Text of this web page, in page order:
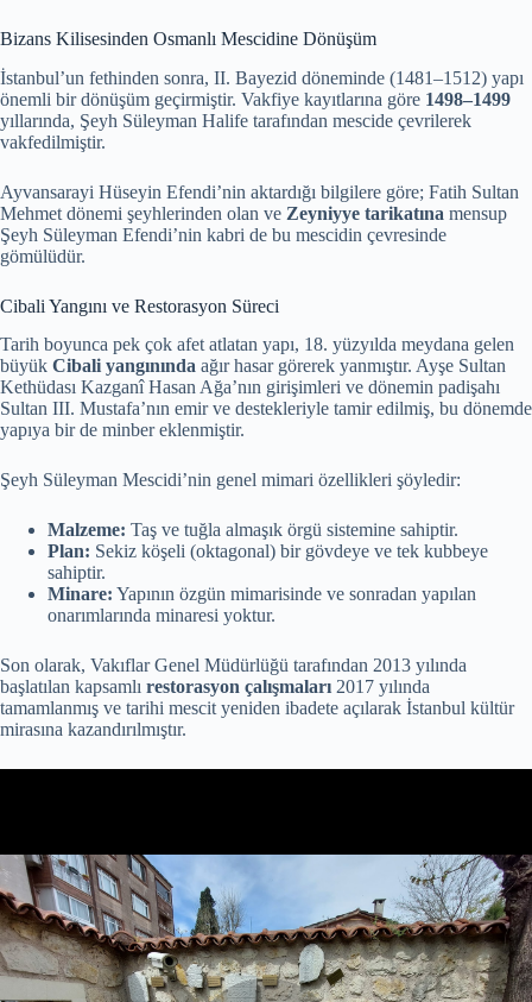
Bizans Kilisesinden Osmanlı Mescidine Dönüşüm
İstanbul’un fethinden sonra, II. Bayezid döneminde (1481–1512) yapı
önemli bir dönüşüm geçirmiştir. Vakfiye kayıtlarına göre 1498–1499
yıllarında, Şeyh Süleyman Halife tarafından mescide çevrilerek
vakfedilmiştir.
Ayvansarayi Hüseyin Efendi’nin aktardığı bilgilere göre; Fatih Sultan
Mehmet dönemi şeyhlerinden olan ve Zeyniyye tarikatına mensup
Şeyh Süleyman Efendi’nin kabri de bu mescidin çevresinde
gömülüdür.
Cibali Yangını ve Restorasyon Süreci
Tarih boyunca pek çok afet atlatan yapı, 18. yüzyılda meydana gelen
büyük Cibali yangınında ağır hasar görerek yanmıştır. Ayşe Sultan
Kethüdası Kazganî Hasan Ağa’nın girişimleri ve dönemin padişahı
Sultan III. Mustafa’nın emir ve destekleriyle tamir edilmiş, bu dönemde
yapıya bir de minber eklenmiştir.
Şeyh Süleyman Mescidi’nin genel mimari özellikleri şöyledir:
Malzeme: Taş ve tuğla almaşık örgü sistemine sahiptir.
Plan: Sekiz köşeli (oktagonal) bir gövdeye ve tek kubbeye
sahiptir.
Minare: Yapının özgün mimarisinde ve sonradan yapılan
onarımlarında minaresi yoktur.
Son olarak, Vakıflar Genel Müdürlüğü tarafından 2013 yılında
başlatılan kapsamlı restorasyon çalışmaları 2017 yılında
tamamlanmış ve tarihi mescit yeniden ibadete açılarak İstanbul kültür
mirasına kazandırılmıştır.